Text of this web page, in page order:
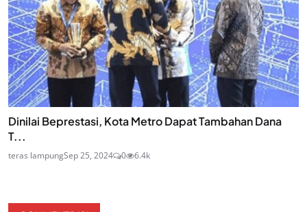
Dinilai Beprestasi, Kota Metro Dapat Tambahan Dana
T...
teras lampungSep 25, 2024 0 6.4k